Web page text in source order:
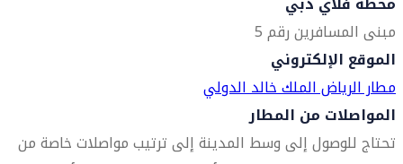
مبنى المسافرين رقم 5
الموقع الإلكتروني
مطار الرياض الملك خالد الدولي
المواصلات من المطار
تحتاج للوصول إلى وسط المدينة إلى ترتيب مواصلات خاصة من